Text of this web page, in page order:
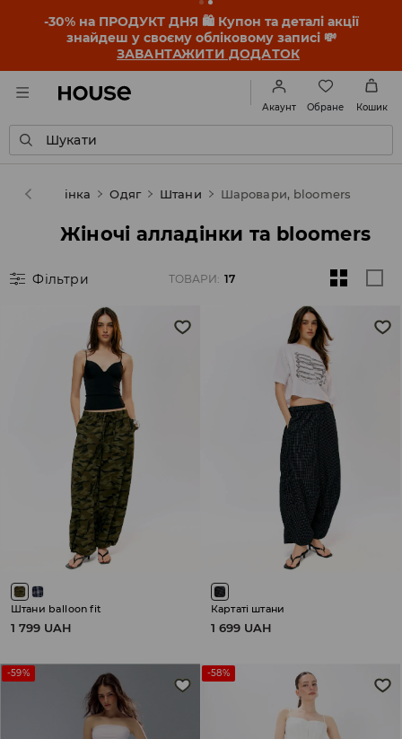
-30% на ПРОДУКТ ДНЯ 🛍️ Купон та деталі акції
знайдеш у своєму обліковому записі 💸
ЗАВАНТАЖИТИ ДОДАТОК
Акаунт Обране Кошик
Шукати
Жінка Одяг Штани Шаровари, bloomers
Жіночі алладінки та bloomers
Фільтри ТОВАРИ: 17
Штани balloon fit
1 799 UAH
Картаті штани
1 699 UAH
-59% -58%